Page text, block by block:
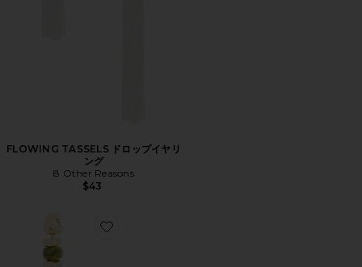
FLOWING TASSELS ドロップイヤリ
ング
8 Other Reasons
$43
Favorite BEAD ドロップイヤリング